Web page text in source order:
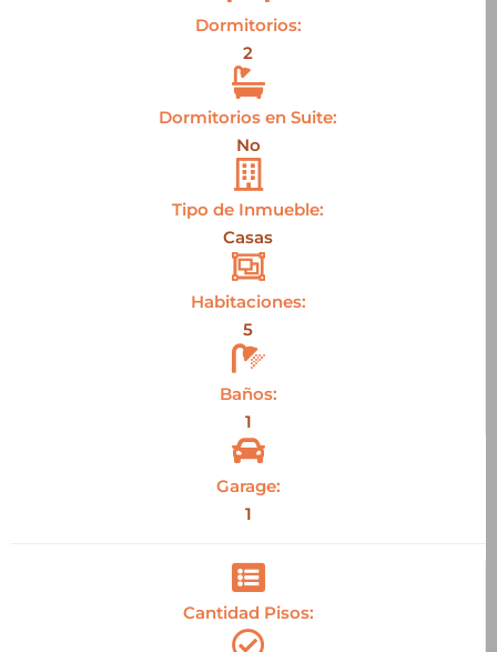
Dormitorios:
2
Dormitorios en Suite:
No
Tipo de Inmueble:
Casas
Habitaciones:
5
Baños:
1
Garage:
1
Cantidad Pisos: